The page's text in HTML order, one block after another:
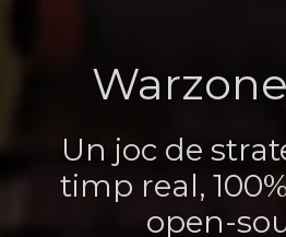
Un joc de
timp real,
open-